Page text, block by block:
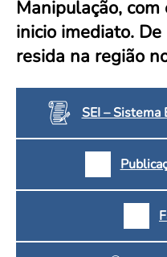
Convenção Coletiva 2025/2026 –
Consulta de Farmacêuticos e
Saúde Pública e Indígena
Calendário Eleitoral
Candidatos
Votação
Eleições Anteriores
Manipulação,
inicio imediato.
resida na região
SEI –